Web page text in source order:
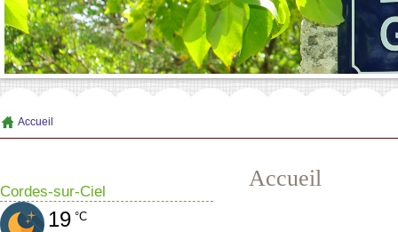
Accueil
Accueil
Cordes-sur-Ciel
19 °C